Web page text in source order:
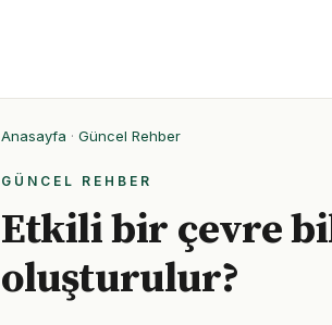
Anasayfa · Güncel Rehber
GÜNCEL REHBER
Etkili bir çevre
oluşturulur?